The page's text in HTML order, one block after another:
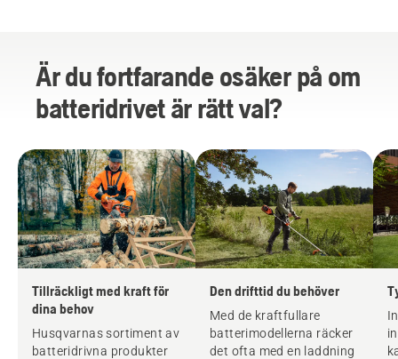
Är du fortfarande osäker på om
batteridrivet är rätt val?
Tillräckligt med kraft för
dina behov
Husqvarnas sortiment av
batteridrivna produkter
Den drifttid du behöver
Med de kraftfullare
batterimodellerna räcker
det ofta med en laddning